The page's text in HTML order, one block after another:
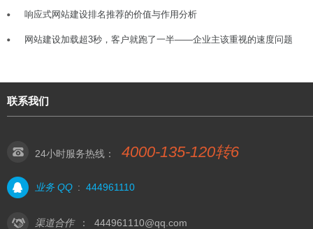
响应式网站建设排名推荐的价值与作用分析
网站建设加载超3秒，客户就跑了一半——企业主该重视的速度问题
联系我们
24小时服务热线： 4000-135-120转6
业务 QQ : 444961110
渠道合作 ： 444961110@qq.com